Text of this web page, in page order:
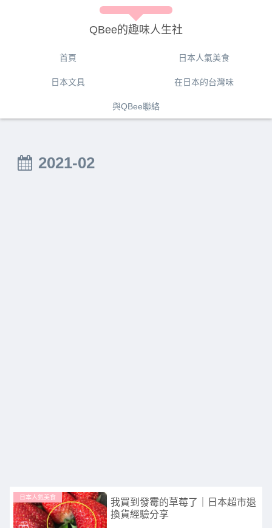
QBee的趣味人生社
首頁 日本人氣美食
日本文具 在日本的台灣味
與QBee聯絡
2021-02
日本人氣美食
我買到發霉的草莓了｜日本超市退
換貨經驗分享